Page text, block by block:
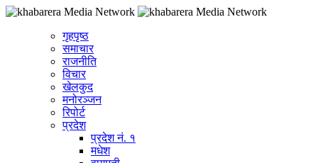
गृहपृष्ठ
समाचार
राजनीति
विचार
खेलकुद
मनोरञ्जन
रिपोर्ट
प्रदेश
प्रदेश नं. १
मधेश